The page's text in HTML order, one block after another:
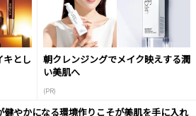
キとし
朝クレンジングでメイク映えする潤
い美肌へ
(PR)
健やかになる環境作りこそが美肌を手に入れ